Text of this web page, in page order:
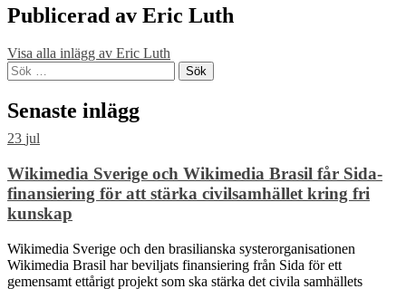
Publicerad av Eric Luth
Visa alla inlägg av Eric Luth
Skip
back
to
main
navigation
Sök
efter:
Senaste inlägg
23 jul
Wikimedia Sverige och Wikimedia Brasil får Sida-
finansiering för att stärka civilsamhället kring fri
kunskap
Wikimedia Sverige och den brasilianska systerorganisationen
Wikimedia Brasil har beviljats finansiering från Sida för ett
gemensamt ettårigt projekt som ska stärka det civila samhällets